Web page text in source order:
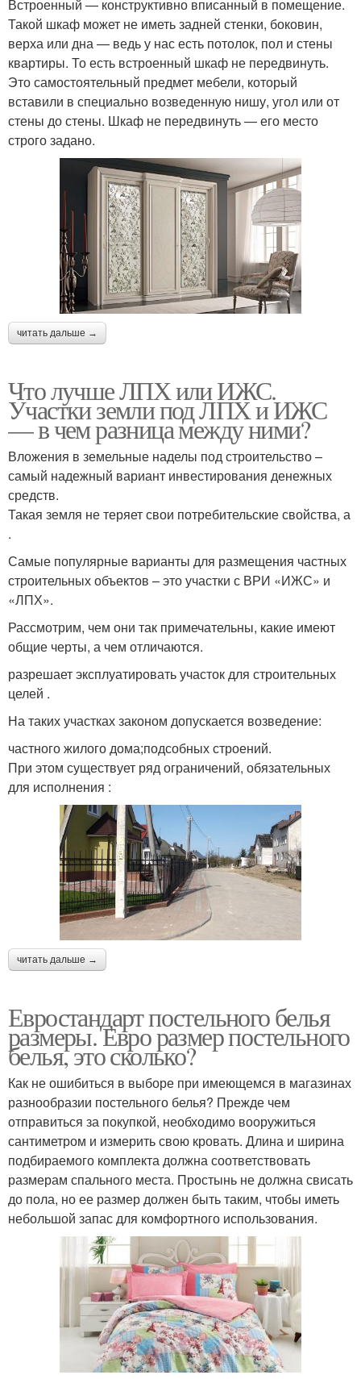
Встроенный — конструктивно вписанный в помещение.
Такой шкаф может не иметь задней стенки, боковин,
верха или дна — ведь у нас есть потолок, пол и стены
квартиры. То есть встроенный шкаф не передвинуть.
Это самостоятельный предмет мебели, который
вставили в специально возведенную нишу, угол или от
стены до стены. Шкаф не передвинуть — его место
строго задано.
читать дальше →
Что лучше ЛПХ или ИЖС.
Участки земли под ЛПХ и ИЖС
— в чем разница между ними?
Вложения в земельные наделы под строительство –
самый надежный вариант инвестирования денежных
средств.
Такая земля не теряет свои потребительские свойства, а
.
Самые популярные варианты для размещения частных
строительных объектов – это участки с ВРИ «ИЖС» и
«ЛПХ».
Рассмотрим, чем они так примечательны, какие имеют
общие черты, а чем отличаются.
разрешает эксплуатировать участок для строительных
целей .
На таких участках законом допускается возведение:
частного жилого дома;подсобных строений.
При этом существует ряд ограничений, обязательных
для исполнения :
читать дальше →
Евростандарт постельного белья
размеры. Евро размер постельного
белья, это сколько?
Как не ошибиться в выборе при имеющемся в магазинах
разнообразии постельного белья? Прежде чем
отправиться за покупкой, необходимо вооружиться
сантиметром и измерить свою кровать. Длина и ширина
подбираемого комплекта должна соответствовать
размерам спального места. Простынь не должна свисать
до пола, но ее размер должен быть таким, чтобы иметь
небольшой запас для комфортного использования.